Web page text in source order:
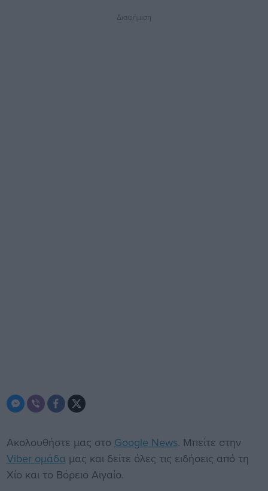
Διαφήμιση
Ακολουθήστε μας στο Google News. Μπείτε στην
Viber ομάδα μας και δείτε όλες τις ειδήσεις από τη
Χίο και το Βόρειο Αιγαίο.